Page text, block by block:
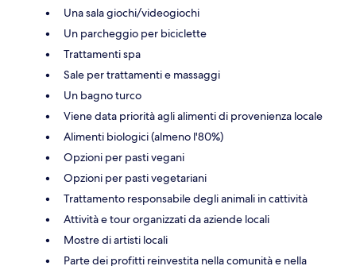
Una sala giochi/videogiochi
Un parcheggio per biciclette
Trattamenti spa
Sale per trattamenti e massaggi
Un bagno turco
Viene data priorità agli alimenti di provenienza locale
Alimenti biologici (almeno l'80%)
Opzioni per pasti vegani
Opzioni per pasti vegetariani
Trattamento responsabile degli animali in cattività
Attività e tour organizzati da aziende locali
Mostre di artisti locali
Parte dei profitti reinvestita nella comunità e nella